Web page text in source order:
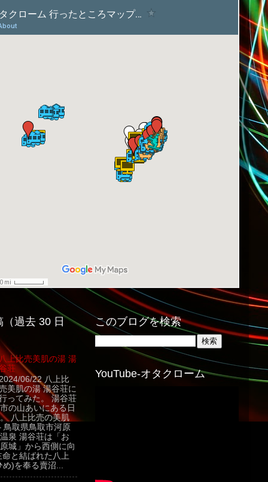
過去 30 日
上比売美肌の湯 湯
荘
06/22 八上比
美肌の湯 湯谷荘に
ってみた。 湯谷荘
の山あいにある日
八上比売の美肌
鳥取県鳥取市河原
泉 湯谷荘は「お
城」から西側に向
と結ばれた八上
め)を奉る賣沼...
このブログを検索
YouTube-オタクローム